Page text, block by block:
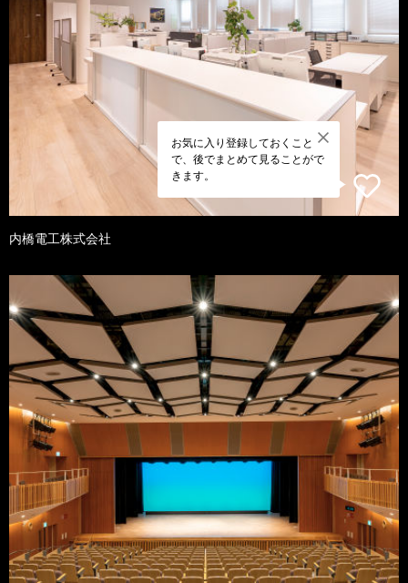
お気に入り登録しておくこと
で、後でまとめて見ることがで
きます。
内橋電工株式会社